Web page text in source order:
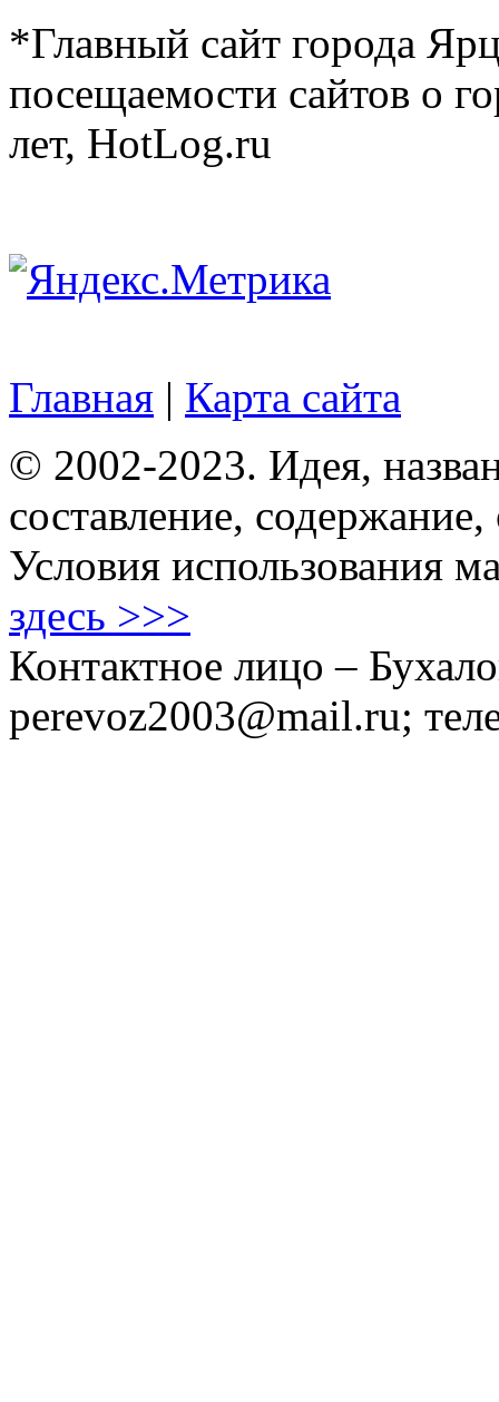
*Главный сайт города
посещаемости сайтов о
лет, HotLog.ru
Главная | Карта сайта
© 2002-2023. Идея,
составление,
Условия использования
здесь >>>
Контактное лицо –
perevoz2003@mail.ru;